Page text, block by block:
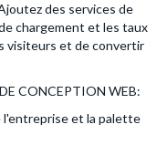
des services de
chargement et les taux
visiteurs et de convertir
CONCEPTION WEB:
l'entreprise et la palette